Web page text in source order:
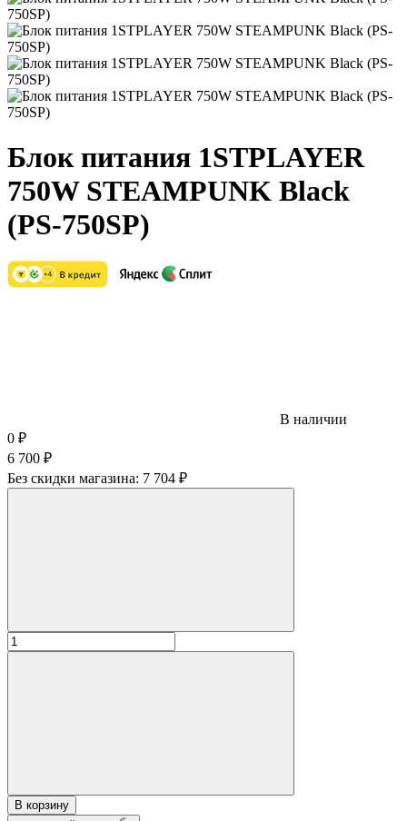
Блок питания 1STPLAYER
750W STEAMPUNK Black
(PS-750SP)
В наличии
0 ₽
6 700 ₽
Без скидки магазина: 7 704 ₽
В корзину